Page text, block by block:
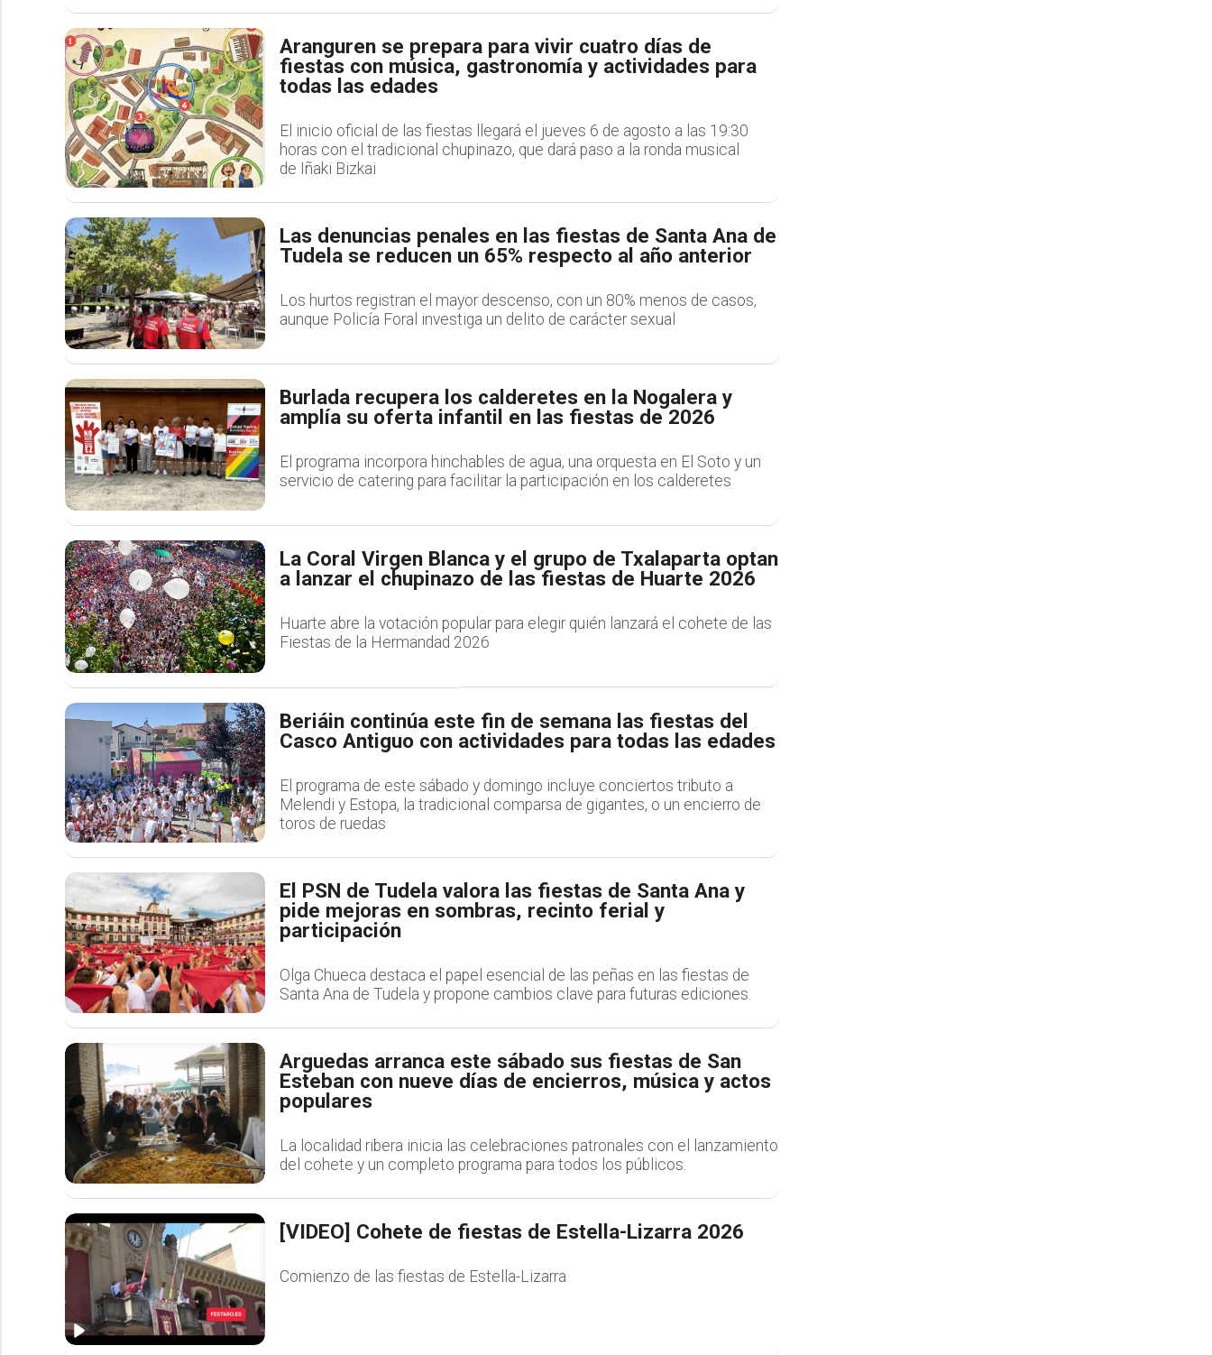
Aranguren se prepara para vivir cuatro días de
fiestas con música, gastronomía y actividades para
todas las edades
El inicio oficial de las fiestas llegará el jueves 6 de agosto a las 19:30
horas con el tradicional chupinazo, que dará paso a la ronda musical
de Iñaki Bizkai
Las denuncias penales en las fiestas de Santa Ana de
Tudela se reducen un 65% respecto al año anterior
Los hurtos registran el mayor descenso, con un 80% menos de casos,
aunque Policía Foral investiga un delito de carácter sexual
Burlada recupera los calderetes en la Nogalera y
amplía su oferta infantil en las fiestas de 2026
El programa incorpora hinchables de agua, una orquesta en El Soto y un
servicio de catering para facilitar la participación en los calderetes
La Coral Virgen Blanca y el grupo de Txalaparta optan
a lanzar el chupinazo de las fiestas de Huarte 2026
Huarte abre la votación popular para elegir quién lanzará el cohete de las
Fiestas de la Hermandad 2026
Beriáin continúa este fin de semana las fiestas del
Casco Antiguo con actividades para todas las edades
El programa de este sábado y domingo incluye conciertos tributo a
Melendi y Estopa, la tradicional comparsa de gigantes, o un encierro de
toros de ruedas
El PSN de Tudela valora las fiestas de Santa Ana y
pide mejoras en sombras, recinto ferial y
participación
Olga Chueca destaca el papel esencial de las peñas en las fiestas de
Santa Ana de Tudela y propone cambios clave para futuras ediciones.
Arguedas arranca este sábado sus fiestas de San
Esteban con nueve días de encierros, música y actos
populares
La localidad ribera inicia las celebraciones patronales con el lanzamiento
del cohete y un completo programa para todos los públicos.
[VIDEO] Cohete de fiestas de Estella-Lizarra 2026
Comienzo de las fiestas de Estella-Lizarra